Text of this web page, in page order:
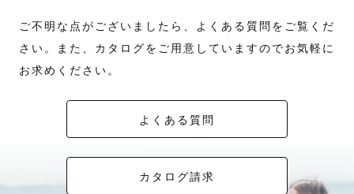
ご不明な点がございましたら、よくある質問をご覧くだ
さい。また、カタログをご用意していますのでお気軽に
お求めください。
よくある質問
カタログ請求